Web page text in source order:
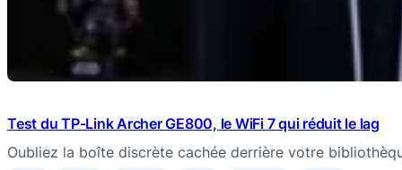
Test du TP-Link Archer GE800, le WiFi 7 qui réduit le lag
Oubliez la boîte discrète cachée derrière votre